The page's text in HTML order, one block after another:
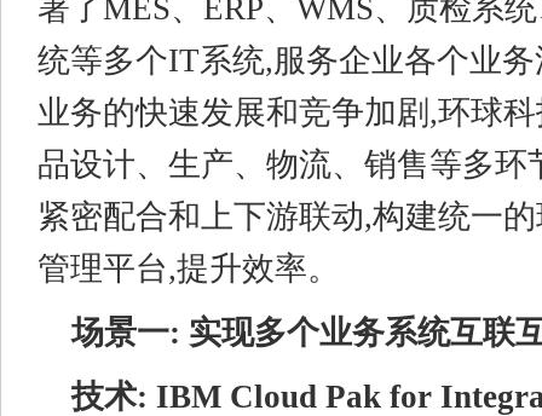
署了MES、ERP、WMS、质检系
统等多个IT系统,服务企业各个业
业务的快速发展和竞争加剧,环球
品设计、生产、物流、销售等多环
紧密配合和上下游联动,构建统一
管理平台,提升效率。
场景一: 实现多个业务系统互联
技术: IBM Cloud Pak for